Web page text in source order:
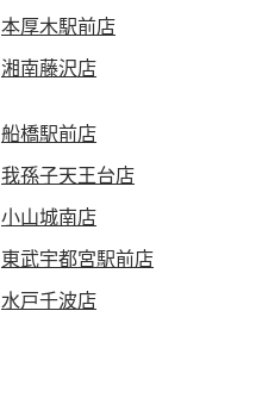
本厚木駅前店
湘南藤沢店
船橋駅前店
我孫子天王台店
小山城南店
東武宇都宮駅前店
水戸千波店